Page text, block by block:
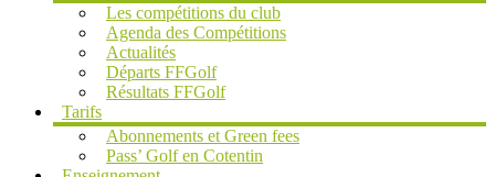
Les compétitions du club
Agenda des Compétitions
Actualités
Départs FFGolf
Résultats FFGolf
Tarifs
Abonnements et Green fees
Pass’ Golf en Cotentin